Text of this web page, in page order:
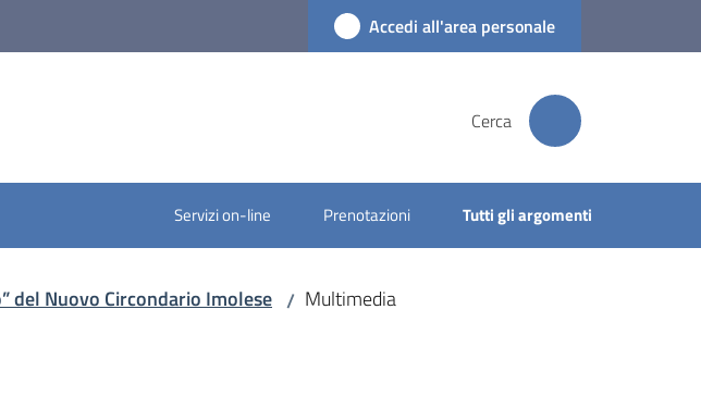
Accedi all'area personale
Cerca
Servizi on-line Prenotazioni Tutti gli argomenti
del Nuovo Circondario Imolese / Multimedia